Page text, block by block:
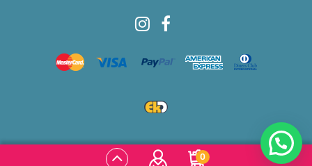
0
© All rights reserved to Shop4kids